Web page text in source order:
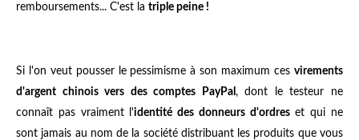
remboursements... C'est la triple peine !
Si l'on veut pousser le pessimisme à son maximum ces virements
d'argent chinois vers des comptes PayPal , dont le testeur ne
connaît pas vraiment l'identité des donneurs d'ordreset qui ne
sont jamais au nom de la société distribuant les produits que vous